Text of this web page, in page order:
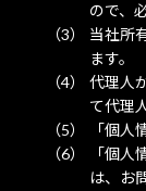
ので、
当社所
ます。
代理人
て代理
「個人
「個
は、お